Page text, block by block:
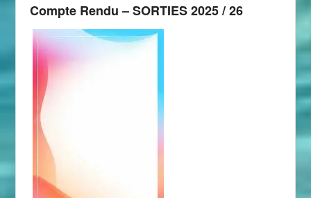
Compte Rendu – SORTIES 2025 / 26